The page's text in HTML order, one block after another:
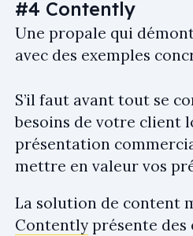
#4 Contently
Une propale qui
avec des exemples
S’il faut avant tout se
besoins de votre client
présentation
mettre en valeur vos
La solution de content
Contently présente des